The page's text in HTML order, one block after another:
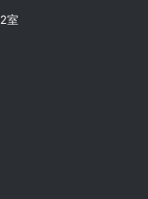
室